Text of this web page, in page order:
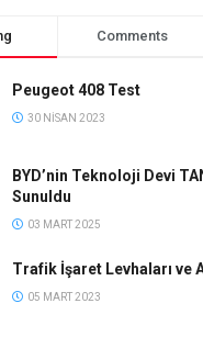
Comments
Peugeot 408 Test
30 NISAN 2023
BYD’nin Teknoloji Devi
Sunuldu
03 MART 2025
Trafik İşaret Levhaları ve
05 MART 2023